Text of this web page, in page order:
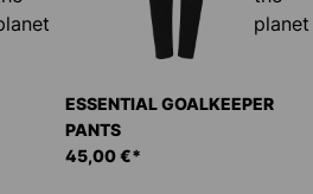
ESSENTIAL GOALKEEPER
PANTS
45,00 €*